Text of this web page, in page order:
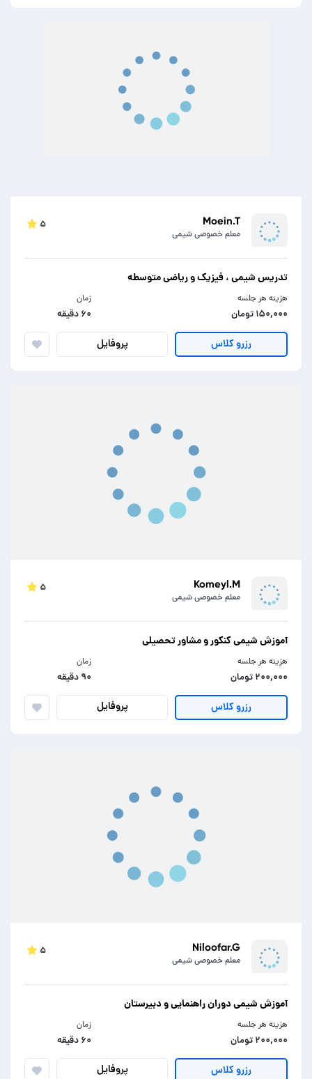
Moein.T
معلم خصوصی شیمی
۵
تدریس شیمی ، فیزیک و ریاضی متوسطه
هزینه هر جلسه
۱۵۰,۰۰۰ تومان
زمان
۶۰ دقیقه
رزرو کلاس پروفایل
Komeyl.M
معلم خصوصی شیمی
۵
آموزش شیمی کنکور و مشاور تحصیلی
هزینه هر جلسه
۲۰۰,۰۰۰ تومان
زمان
۹۰ دقیقه
رزرو کلاس پروفایل
Niloofar.G
معلم خصوصی شیمی
۵
آموزش شیمی دوران راهنمایی و دبیرستان
هزینه هر جلسه
۲۰۰,۰۰۰ تومان
زمان
۶۰ دقیقه
رزرو کلاس پروفایل